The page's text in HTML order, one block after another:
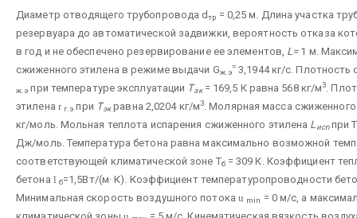
Диаметр отводящего трубопровода dтp = 0,25 м. Длина участка
резервуара до автоматической задвижки, вероятность отказа
в год и не обеспечено резервирование ее элементов, L=1 м.
сжиженного этилена в режиме выдачи Gж.э
= 3,1944 кг/с.
ж.э при температуре эксплуатации Тэк= 169,5 К равна 568 кг/м3 .
этилена r г.э при Тэкравна 2,0204 кг/м3 . Молярная масса
кг/моль. Мольная теплота испарения сжиженного этилена L иcnпри Т
Дж/моль. Температура бетона равна максимально возможной
соответствующей климатической зоне Tб= 309 К. Коэффициент
бетона l б=1,5Вт/(м· К). Коэффициент температуропроводности
Минимальная скорость воздушного потока u min = 0 м/с, а
климатической зоны u
= 5 м/с. Кинематическая вязкость